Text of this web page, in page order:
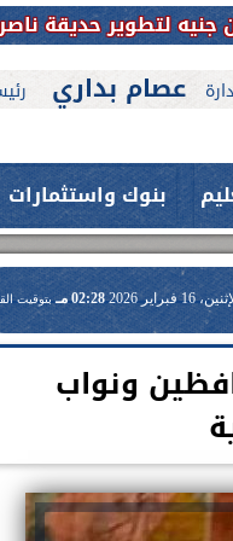
عصام بداري
بنوك واستثمارات
16 فبراير 2026 02:28 مـ بتوقيت
ونواب
الحر بمنفلوط بالتعاون مع هيئة